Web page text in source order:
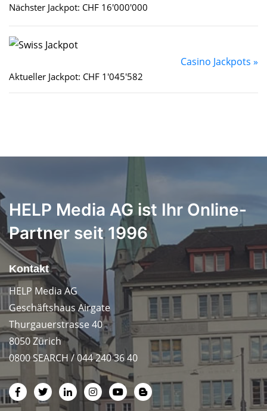
Nächster Jackpot: CHF 16'000'000
Casino Jackpots »
Aktueller Jackpot: CHF 1'045'582
HELP Media AG ist Ihr Online-
Partner seit 1996
Kontakt
HELP Media AG
Geschäftshaus Airgate
Thurgauerstrasse 40
8050 Zürich
0800 SEARCH / 044 240 36 40